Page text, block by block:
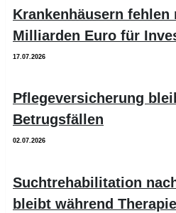
Krankenhäusern fehlen
Milliarden Euro für
17.07.2026
Pflegeversicherung
Betrugsfällen
02.07.2026
Suchtrehabilitation
bleibt während